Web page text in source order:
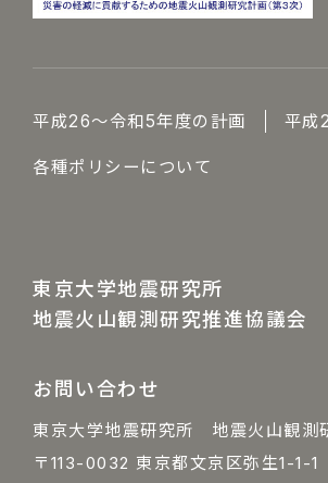
平成26～令和5年度の計画 平成
各種ポリシーについて
東京大学地震研究所
地震火山観測研究推進協議会
お問い合わせ
東京大学地震研究所 地震火山観
〒113-0032 東京都文京区弥生1-1-1